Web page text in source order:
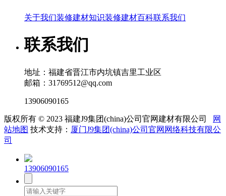
关于我们装修建材知识装修建材百科联系我们
联系我们
地址：福建省晋江市内坑镇吉里工业区
邮箱：31769512@qq.com
13906090165
版权所有 © 2023 福建J9集团(china)公司官网建材有限公司
网
站地图 技术支持： 厦门J9集团(china)公司官网网络科技有限公
司
13906090165